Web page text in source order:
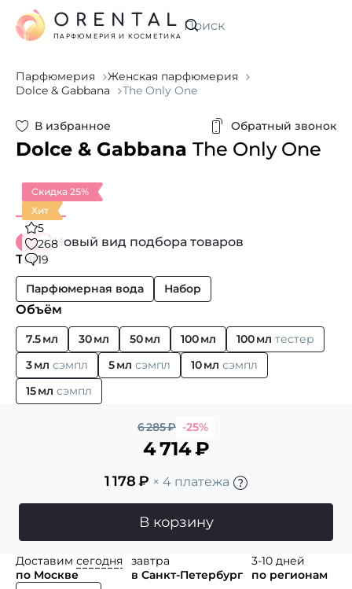
Искать
ORENTAL
ПАРФЮМЕРИЯ И КОСМЕТИКА
Парфюмерия
Женская парфюмерия
Dolce & Gabbana
The Only One
В избранное Обратный звонок
Dolce & Gabbana The Only One
Скидка 25%
Хит
5
268
19
Новый вид подбора товаров
Тип
Парфюмерная вода Набор
Объём
7.5 мл 30 мл 50 мл 100 мл 100 мл тестер
3 мл сэмпл 5 мл сэмпл 10 мл сэмпл
15 мл сэмпл
6 285₽ -25%
4 714₽
1 178₽ × 4 платежа
В корзину
Доставим сегодня
по Москве
завтра
в Санкт-Петербург
3-10 дней
по регионам